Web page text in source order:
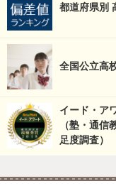
都道府県別
全国公立高
イード・ア
（塾・通
足度調査）